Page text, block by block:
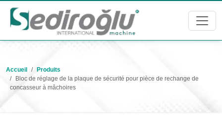
Accueil
Produits
Bloc de réglage de la plaque de sécurité pour pièce de rechange de
concasseur à mâchoires